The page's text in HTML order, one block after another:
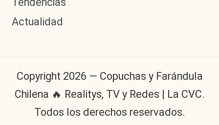
Actualidad
Copyright 2026 — Copuchas y Farándula
Chilena 🔥 Realitys, TV y Redes | La CVC.
Todos los derechos reservados.